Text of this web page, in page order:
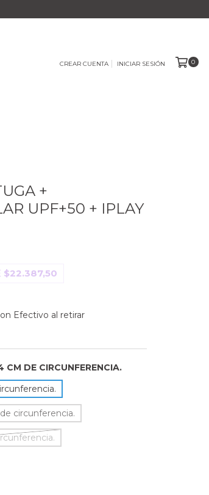
CREAR CUENTA INICIAR SESIÓN 0
+
UPF+50 + IPLAY
$22.387,50
Efectivo al retirar
DE CIRCUNFERENCIA.
circunferencia.